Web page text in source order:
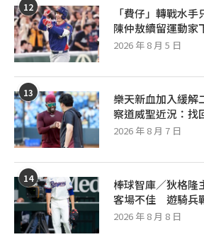
12
「費仔」轉戰水
陳仲敖續留運動家
2026 年 8 月 5 日
13
樂天新血加入緩
察道威聖近況：找
2026 年 8 月 7 日
14
棒球智庫／狄格隆
客場不佳 遊騎兵
2026 年 8 月 8 日